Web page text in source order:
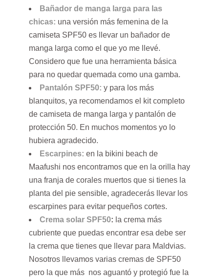
Bañador de manga larga para las
chicas: una versión más femenina de la
camiseta SPF50 es llevar un bañador de
manga larga como el que yo me llevé.
Considero que fue una herramienta básica
para no quedar quemada como una gamba.
Pantalón SPF50: y para los más
blanquitos, ya recomendamos el kit completo
de camiseta de manga larga y pantalón de
protección 50. En muchos momentos yo lo
hubiera agradecido.
Escarpines: en la bikini beach de
Maafushi nos encontramos que en la orilla hay
una franja de corales muertos que si tienes la
planta del pie sensible, agradecerás llevar los
escarpines para evitar pequeños cortes.
Crema solar SPF50: la crema más
cubriente que puedas encontrar esa debe ser
la crema que tienes que llevar para Maldvias.
Nosotros llevamos varias cremas de SPF50
pero la que más nos aguantó y protegió fue la